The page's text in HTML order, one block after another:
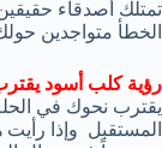
تمتلك أصدقاء
الخطأ متواجدين
رؤية كلب أسود
يقترب نحوك في
المستقبل وإذا